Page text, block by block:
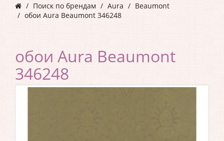
Поиск по брендам Aura
Beaumont
обои Aura Beaumont 346248
обои Aura Beaumont
346248